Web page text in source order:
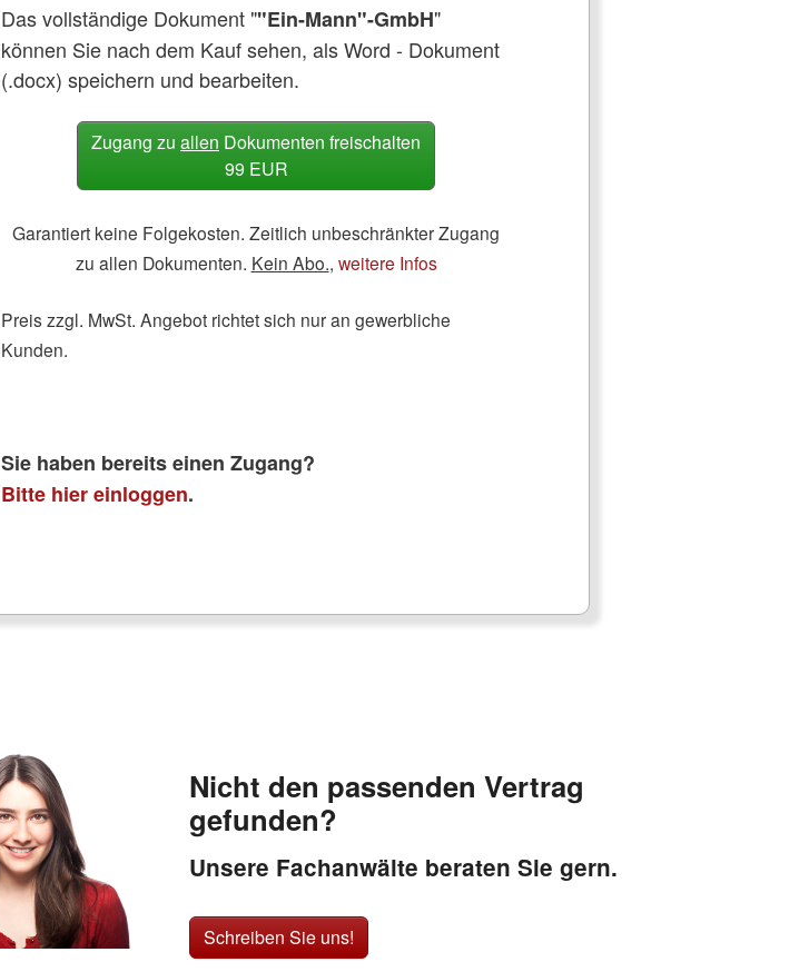
Das vollständige Dokument ""Ein-Mann"-GmbH"
können Sie nach dem Kauf sehen, als Word - Dokument
(.docx) speichern und bearbeiten.
Zugang zu allen Dokumenten freischalten
99 EUR
Garantiert keine Folgekosten. Zeitlich unbeschränkter Zugang
zu allen Dokumenten. Kein Abo., weitere Infos
Preis zzgl. MwSt. Angebot richtet sich nur an gewerbliche
Kunden.
Sie haben bereits einen Zugang?
Bitte hier einloggen.
Nicht den passenden Vertrag
gefunden?
Unsere Fachanwälte beraten Sie gern.
Schreiben Sie uns!